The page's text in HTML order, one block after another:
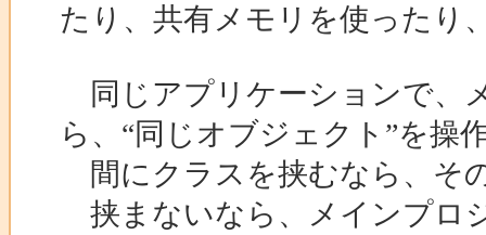
たり、共有メモリを使ったり
同じアプリケーションで、
ら、“同じオブジェクト”を操
間にクラスを挟むなら、そ
挟まないなら、メインプロ